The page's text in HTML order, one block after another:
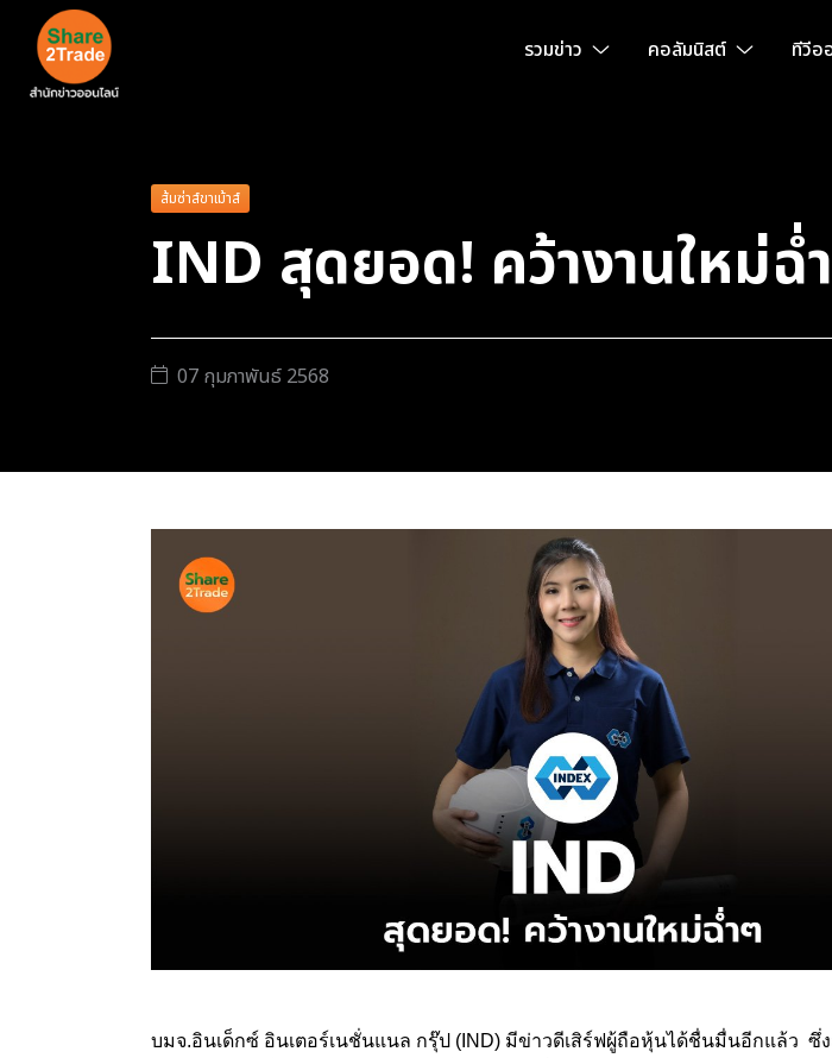
รวมข่าว คอลัมนิสต์ ทีวีอ
ส้มซ่าส์ขาเม้าส์
IND สุดยอด! คว้างานใหม่ฉ่
07 กุมภาพันธ์ 2568
บมจ.อินเด็กซ์ อินเตอร์เนชั่นแนล กรุ๊ป (IND) มีข่าวดีเสิร์ฟผู้ถือหุ้นได้ชื่นมื่นอีกแล้ว ซึ่